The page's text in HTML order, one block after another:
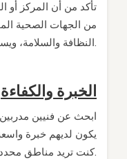
تأكد من أن المركز أو
من الجهات الصحية
النظافة والسلامة، ويستخدم أدوات معقمة بشكل دائم.
الخبرة والكفاءة
ابحث عن فنيين
يكون لديهم خبرة
كنت تريد مناطق محددة أو تصميمات مميزة.